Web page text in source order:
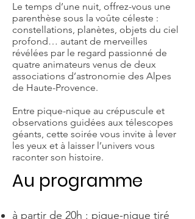
Le temps d’une nuit, offrez-vous une
parenthèse sous la voûte céleste :
constellations, planètes, objets du ciel
profond… autant de merveilles
révélées par le regard passionné de
quatre animateurs venus de deux
associations d’astronomie des Alpes
de Haute-Provence.
Entre pique-nique au crépuscule et
observations guidées aux télescopes
géants, cette soirée vous invite à lever
les yeux et à laisser l’univers vous
raconter son histoire.
Au programme
à partir de 20h : pique-nique tiré